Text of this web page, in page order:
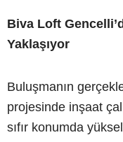
Biva Loft
Yaklaşıyor
Buluşmanın
projesinde inşaat
sıfır konumda